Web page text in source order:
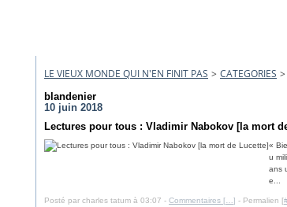
LE VIEUX MONDE QUI N'EN FINIT PAS > CATEGORIES >
blandenier
10 juin 2018
Lectures pour tous : Vladimir Nabokov [la mort
«
u
ans
e...
Posté par charles tatum à 03:07 - Commentaires [ ] - Permalien [